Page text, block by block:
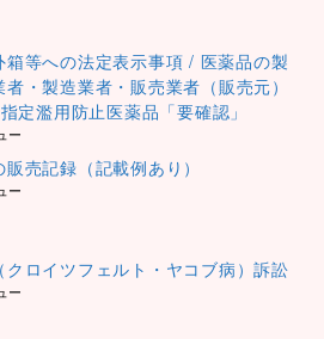
箱等への法定表示事項 / 医薬品の製
・製造業者・販売業者（販売元）
定濫用防止医薬品「要確認」
ー
売記録（記載例あり）
ー
クロイツフェルト・ヤコブ病）訴訟
ー